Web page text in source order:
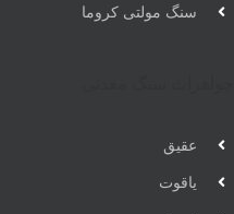
سنگ مولتی کروما
عقیق
یاقوت